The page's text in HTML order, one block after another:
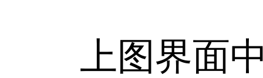
上图界面中